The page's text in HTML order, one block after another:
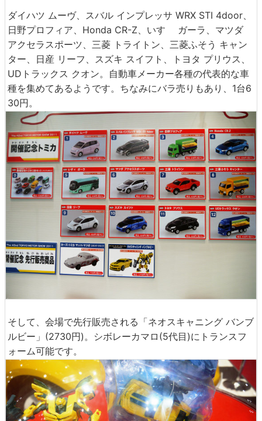
ダイハツ ムーヴ、スバル インプレッサ WRX STI 4door、
日野プロフィア、Honda CR-Z、いすゞ ガーラ、マツダ
アクセラスポーツ、三菱 トライトン、三菱ふそう キャン
ター、日産 リーフ、スズキ スイフト、トヨタ プリウス、
UDトラックス クオン。自動車メーカー各種の代表的な車
種を集めてあるようです。ちなみにバラ売りもあり、1台6
30円。
そして、会場で先行販売される「ネオスキャニング バンブ
ルビー」(2730円)。シボレーカマロ(5代目)にトランスフ
ォーム可能です。